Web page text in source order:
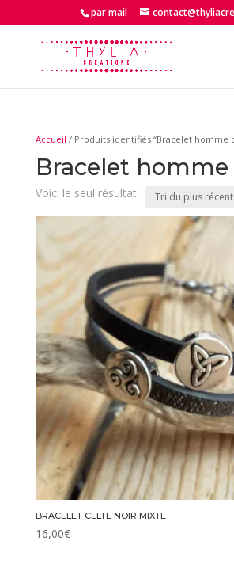
par mail
Accueil / Produits identifiés “Bracelet homme
Bracelet homme
Voici le seul résultat
BRACELET CELTE NOIR MIXTE
16,00€